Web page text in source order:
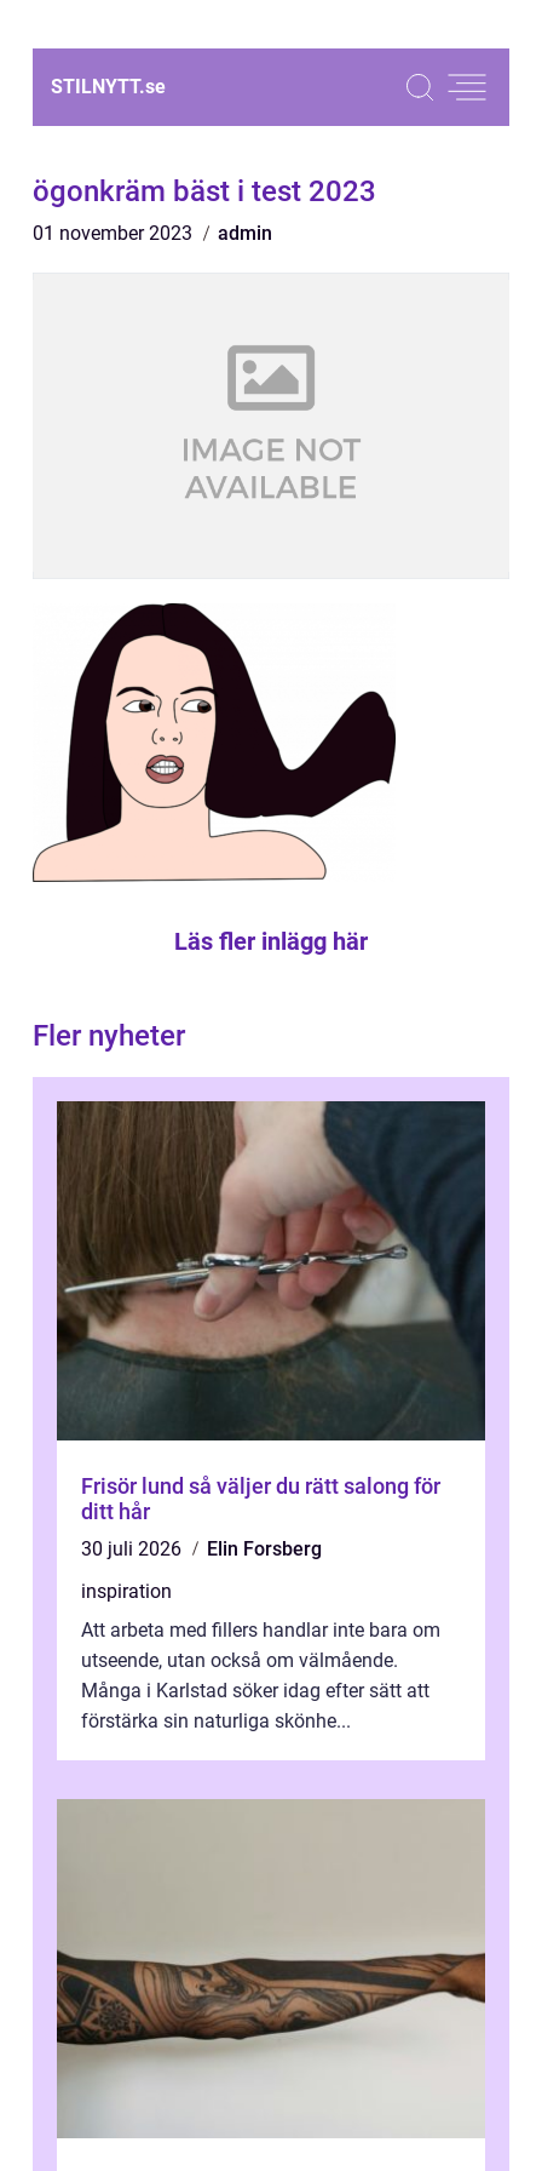
STILNYTT.se
ögonkräm bäst i test 2023
01 november 2023 admin
Läs fler inlägg här
Fler nyheter
Frisör lund så väljer du rätt salong för
ditt hår
30 juli 2026
Elin Forsberg
inspiration
Att arbeta med fillers handlar inte bara om
utseende, utan också om välmående.
Många i Karlstad söker idag efter sätt att
förstärka sin naturliga skönhe...